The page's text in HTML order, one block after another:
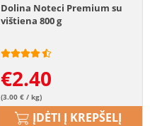
Dolina Noteci Premium su
vištiena 800 g
€2.40
(3.00 € / kg)
ĮDĖTI Į KREPŠELĮ